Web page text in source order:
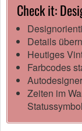
Check it:
Details
Heutiges
Farbcodes
Zeiten im